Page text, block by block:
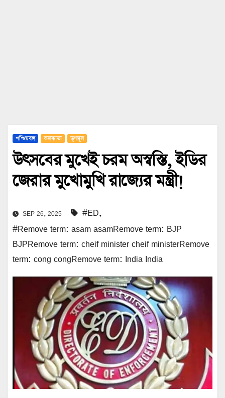
পশ্চিমবঙ্গ কলকাতা তৃণমূল
উৎসবের মুখেই চরম অস্বস্তি, ইডির
জেরার মুখোমুখি রাজ্যের মন্ত্রী!
SEP 26, 2025 #ED,
#Remove term: asam asamRemove term: BJP
BJPRemove term: cheif minister cheif ministerRemove
term: cong congRemove term: India India